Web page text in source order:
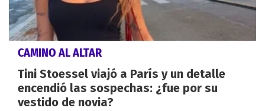
CAMINO AL ALTAR
Tini Stoessel viajó a París y un detalle
encendió las sospechas: ¿fue por su
vestido de novia?